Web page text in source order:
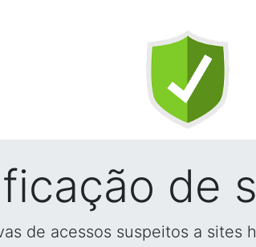
de
de acessos suspeitos a sites